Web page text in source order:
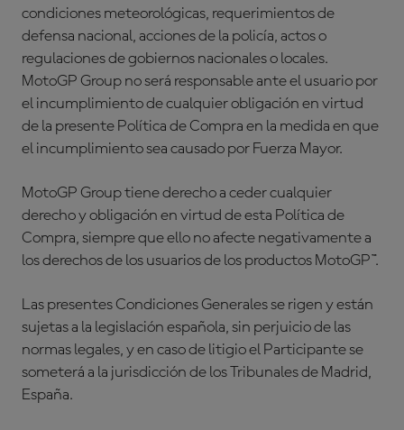
condiciones meteorológicas, requerimientos de
defensa nacional, acciones de la policía, actos o
regulaciones de gobiernos nacionales o locales.
MotoGP Group no será responsable ante el usuario por
el incumplimiento de cualquier obligación en virtud
de la presente Política de Compra en la medida en que
el incumplimiento sea causado por Fuerza Mayor.
MotoGP Group tiene derecho a ceder cualquier
derecho y obligación en virtud de esta Política de
Compra, siempre que ello no afecte negativamente a
los derechos de los usuarios de los productos MotoGP™.
Las presentes Condiciones Generales se rigen y están
sujetas a la legislación española, sin perjuicio de las
normas legales, y en caso de litigio el Participante se
someterá a la jurisdicción de los Tribunales de Madrid,
España.